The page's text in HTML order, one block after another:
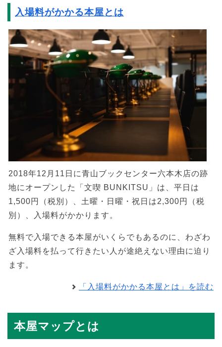
入場料がかかる本屋とは
2018年12月11日に青山ブックセンター六本木店の跡
地にオープンした「文喫 BUNKITSU」は、平日は
1,500円（税別）、土曜・日曜・祝日は2,300円（税
別）、入場料がかかります。
無料で入場できる本屋がいくらでもあるのに、わざわ
ざ入場料を払って行きたい人が途絶えない理由に迫り
ます。
「入場料がかかる本屋とは」を読む
本屋マップとは